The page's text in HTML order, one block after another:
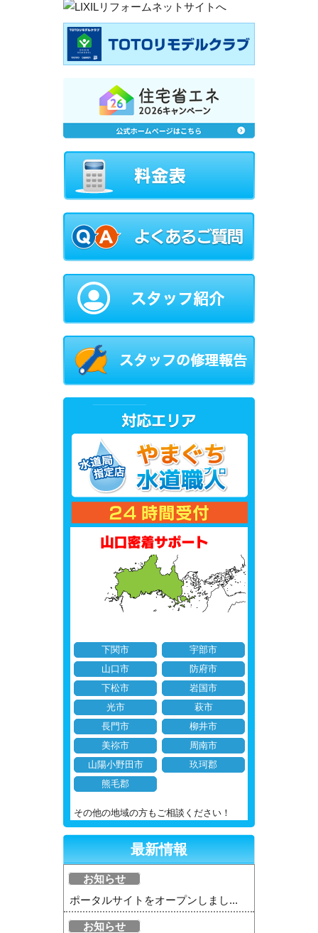
下関市
宇部市
山口市
防府市
下松市
岩国市
光市
萩市
長門市
柳井市
美祢市
周南市
山陽小野田市
玖珂郡
熊毛郡
その他の地域の方もご相談ください！
最新情報
お知らせ
ポータルサイトをオープンしまし...
お知らせ